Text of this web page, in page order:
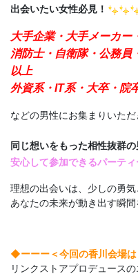
出会いたい女性必見！
大手企業・大手メーカー
消防士・自衛隊・公務員
以上
外資系・IT系・大卒・院
などの男性にお集まりいた
同じ想いをもった相性抜群
安心して参加できるパーテ
理想の出会いは、少しの勇
あなたの未来が動き出す瞬
◆ーーー＜今回の香川会場は
リンクストアプロデュース